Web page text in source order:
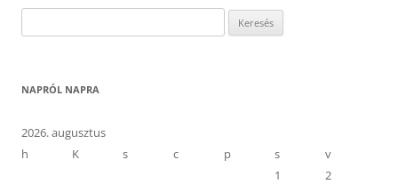
NAPRÓL NAPRA
2026. augusztus
h
K s c p s
v
1
2